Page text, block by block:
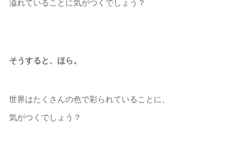
溢れていることに気がつくでしょう？
そうすると、ほら。
世界はたくさんの色で彩られていることに、
気がつくでしょう？